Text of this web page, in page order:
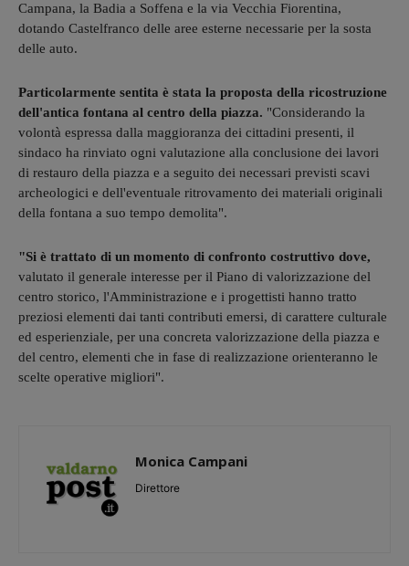
Campana, la Badia a Soffena e la via Vecchia Fiorentina,
dotando Castelfranco delle aree esterne necessarie per la sosta
delle auto.
Particolarmente sentita è stata la proposta della ricostruzione
dell'antica fontana al centro della piazza. "Considerando la
volontà espressa dalla maggioranza dei cittadini presenti, il
sindaco ha rinviato ogni valutazione alla conclusione dei lavori
di restauro della piazza e a seguito dei necessari previsti scavi
archeologici e dell'eventuale ritrovamento dei materiali originali
della fontana a suo tempo demolita".
"Si è trattato di un momento di confronto costruttivo dove,
valutato il generale interesse per il Piano di valorizzazione del
centro storico, l'Amministrazione e i progettisti hanno tratto
preziosi elementi dai tanti contributi emersi, di carattere culturale
ed esperienziale, per una concreta valorizzazione della piazza e
del centro, elementi che in fase di realizzazione orienteranno le
scelte operative migliori".
Monica Campani
Direttore